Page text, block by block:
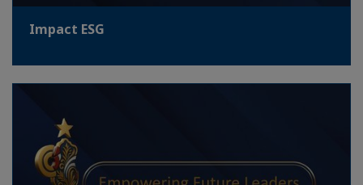
Impact ESG